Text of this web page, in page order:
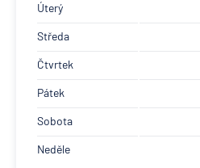
Úterý
Středa
Čtvrtek
Pátek
Sobota
Neděle